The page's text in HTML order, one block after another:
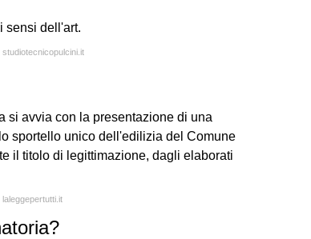
sensi dell'art.
si avvia con la presentazione di una
sportello unico dell'edilizia del Comune
il titolo di legittimazione, dagli elaborati